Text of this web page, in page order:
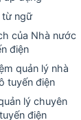
từ ngữ
của Nhà nước
điện
quản lý nhà
tuyến điện
lý chuyên
điện